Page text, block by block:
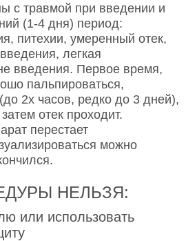
с травмой при введении и
(1-4 дня) период:
питехии, умеренный отек,
легкая
введения. Первое время,
пальпироваться,
2х часов, редко до 3 дней),
отек проходит.
перестает
можно
НЕЛЬЗЯ:
или использовать